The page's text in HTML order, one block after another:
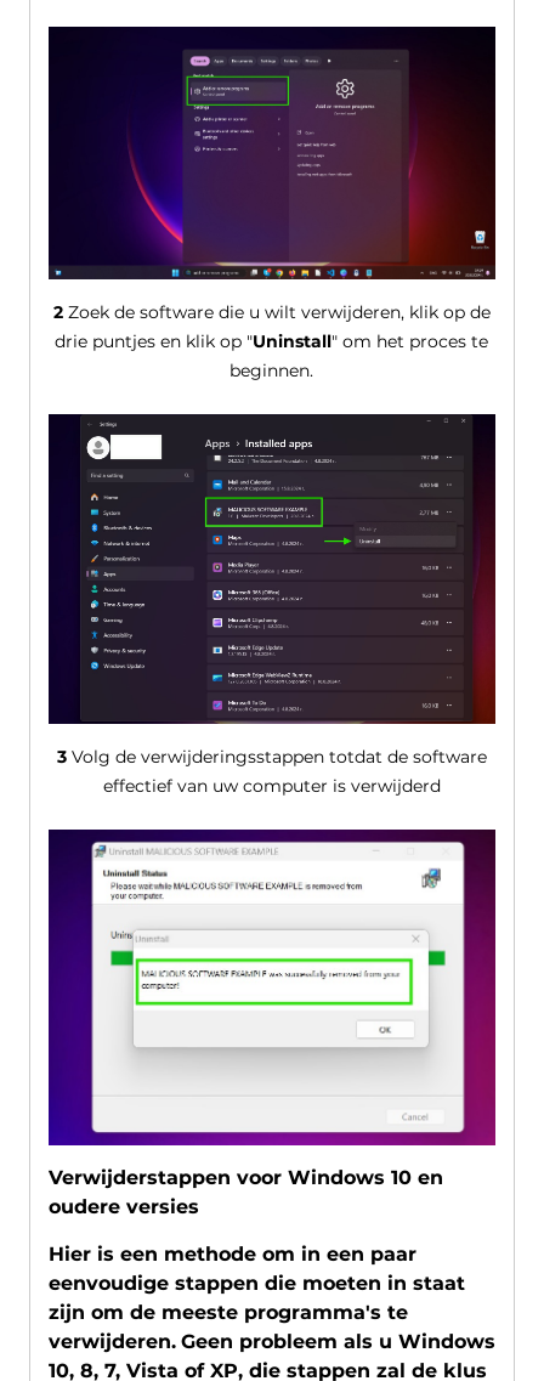
2Zoek de software die u wilt verwijderen, klik op de
drie puntjes en klik op "Uninstall" om het proces te
beginnen.
3Volg de verwijderingsstappen totdat de software
effectief van uw computer is verwijderd
Verwijderstappen voor Windows 10 en
oudere versies
Hier is een methode om in een paar
eenvoudige stappen die moeten in staat
zijn om de meeste programma's te
verwijderen. Geen probleem als u Windows
10, 8, 7, Vista of XP, die stappen zal de klus